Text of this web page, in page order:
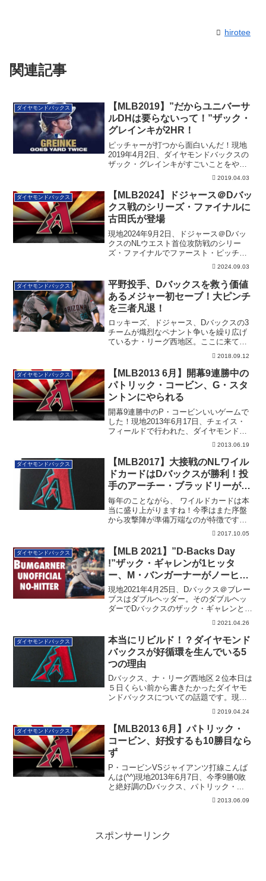
hirotee
関連記事
ダイヤモンドバックス
【MLB2019】”だからユニバーサ
ルDHは要らないって！”ザック・
グレインキが2HR！
ピッチャーが打つから面白いんだ！現地
2019年4月2日、ダイヤモンドバックスの
ザック・グレインキがすごいことをやっ
2019.04.03
ダイヤモンドバックス
【MLB2024】ドジャース＠Dバッ
クス戦のシリーズ・ファイナルに
古田氏が登場
現地2024年9月2日、ドジャース＠Dバッ
クスのNLウエスト首位攻防戦のシリー
ズ・ファイナルでファースト・ピッチに
なんと古田敦也氏が登場しました。 そ
チになんと古田敦也氏が登場しました。
2024.09.03
ダイヤモンドバックス
平野投手、Dバックスを救う価値
あるメジャー初セーブ！大ピンチ
を三者凡退！
ロッキーズ、ドジャース、Dバックスの3
チームが熾烈なペナント争いを繰り広げ
ているナ・リーグ西地区。ここに来て、D
2018.09.12
ダイヤモンドバックス
【MLB2013 6月】開幕9連勝中の
パトリック・コービン、G・スタ
ントンにやられる
開幕9連勝中のP・コービンいいゲームで
した！現地2013年6月17日、チェイス・
フィールドで行われた、ダイヤモンドバ
2013.06.19
ダイヤモンドバックス
【MLB2017】大接戦のNLワイル
ドカードはDバックスが勝利！投
手のアーチー・ブラッドリーが殊
勲打！
毎年のことながら、 ワイルドカードは本
当に盛り上がりますね！今季はまた序盤
から攻撃陣が準備万端なのが特徴です
2017.10.05
ダイヤモンドバックス
【MLB 2021】”D-Backs Day
!”ザック・ギャレンが1ヒッタ
ー、M・バンガーナーがノーヒッ
ター！
現地2021年4月25日、Dバックス＠ブレー
ブスはダブルヘッダー。そのダブルヘッ
ダーでDバックスのザック・ギャレンとマ
ディソン・バンガーナーがすごいことを
2021.04.26
ダイヤモンドバックス
本当にリビルド！？ダイヤモンド
バックスが好循環を生んでいる5
つの理由
Dバックス、ナ・リーグ西地区２位本日は
５日くらい前から書きたかったダイヤモ
ンドバックスについての話題です。現地
2019.04.24
ダイヤモンドバックス
【MLB2013 6月】パトリック・
コービン、好投するも10勝目なら
ず
P・コービンVSジャイアンツ打線こんば
んは(^^)現地2013年6月7日、今季9勝0敗
と絶好調のDバックス、パトリック・...
2013.06.09
スポンサーリンク